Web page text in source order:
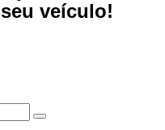
veículo!